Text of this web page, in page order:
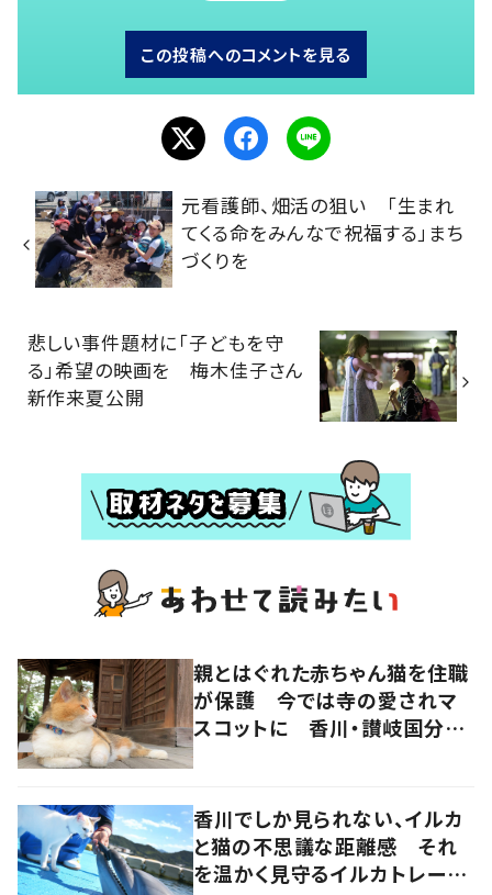
この投稿へのコメントを見る
元看護師、畑活の狙い 「生まれ
てくる命をみんなで祝福する」まち
づくりを
悲しい事件題材に「子どもを守
る」希望の映画を 梅木佳子さん
新作来夏公開
親とはぐれた赤ちゃん猫を住職
が保護 今では寺の愛されマ
スコットに 香川・讃岐国分寺
香川でしか見られない、イルカ
と猫の不思議な距離感 それ
を温かく見守るイルカトレーナ